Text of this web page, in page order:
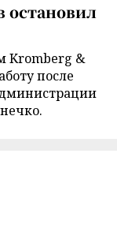
остановил
Kromberg &
после